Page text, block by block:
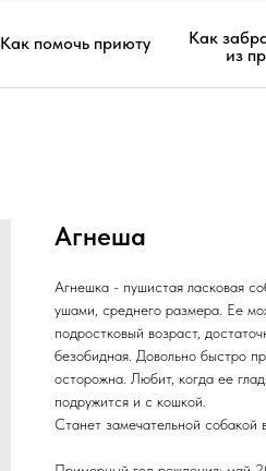
Как помочь приюту
Как
из
Агнеша
Агнешка - пушистая ласковая
ушами, среднего размера. Ее
подростковый возраст,
безобидная. Довольно быстро
осторожна. Любит, когда ее
подружится и с кошкой.
Станет замечательной собакой